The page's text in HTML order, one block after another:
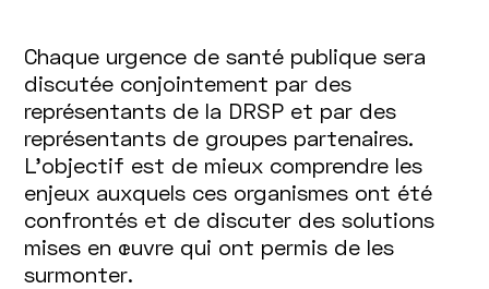
Chaque urgence de santé publique sera
discutée conjointement par des
représentants de la DRSP et par des
représentants de groupes partenaires.
L’objectif est de mieux comprendre les
enjeux auxquels ces organismes ont été
confrontés et de discuter des solutions
mises en œuvre qui ont permis de les
surmonter.